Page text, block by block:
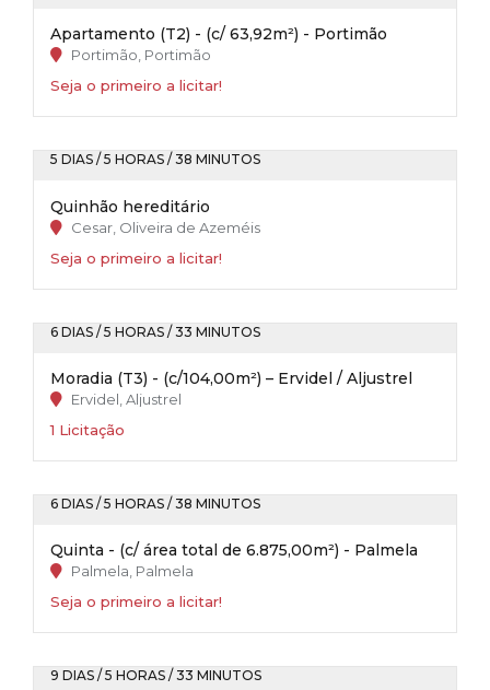
Apartamento (T2) - (c/ 63,92m²) - Portimão
Portimão, Portimão
Seja o primeiro a licitar!
5 DIAS / 5 HORAS / 38 MINUTOS
Quinhão hereditário
Cesar, Oliveira de Azeméis
Seja o primeiro a licitar!
6 DIAS / 5 HORAS / 33 MINUTOS
Moradia (T3) - (c/104,00m²) – Ervidel / Aljustrel
Ervidel, Aljustrel
1 Licitação
6 DIAS / 5 HORAS / 38 MINUTOS
Quinta - (c/ área total de 6.875,00m²) - Palmela
Palmela, Palmela
Seja o primeiro a licitar!
9 DIAS / 5 HORAS / 33 MINUTOS